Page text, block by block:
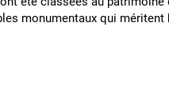
monumentaux qui méritent